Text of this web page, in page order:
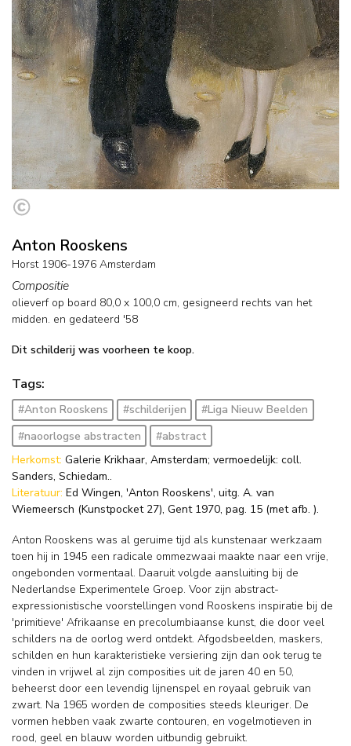
Anton Rooskens
Horst 1906-1976 Amsterdam
Compositie
olieverf op board 80,0 x 100,0 cm, gesigneerd rechts van het
midden. en gedateerd '58
Dit schilderij was voorheen te koop.
Tags:
#Anton Rooskens #schilderijen
#Liga Nieuw Beelden
#naoorlogse abstracten
#abstract
Herkomst: Galerie Krikhaar, Amsterdam; vermoedelijk: coll.
Sanders, Schiedam..
Literatuur: Ed Wingen, 'Anton Rooskens', uitg. A. van
Wiemeersch (Kunstpocket 27), Gent 1970, pag. 15 (met afb. ).
Anton Rooskens was al geruime tijd als kunstenaar werkzaam
toen hij in 1945 een radicale ommezwaai maakte naar een vrije,
ongebonden vormentaal. Daaruit volgde aansluiting bij de
Nederlandse Experimentele Groep. Voor zijn abstract-
expressionistische voorstellingen vond Rooskens inspiratie bij de
'primitieve' Afrikaanse en precolumbiaanse kunst, die door veel
schilders na de oorlog werd ontdekt. Afgodsbeelden, maskers,
schilden en hun karakteristieke versiering zijn dan ook terug te
vinden in vrijwel al zijn composities uit de jaren 40 en 50,
beheerst door een levendig lijnenspel en royaal gebruik van
zwart. Na 1965 worden de composities steeds kleuriger. De
vormen hebben vaak zwarte contouren, en vogelmotieven in
rood, geel en blauw worden uitbundig gebruikt.